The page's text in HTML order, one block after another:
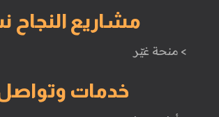
مشاريع النجاح
> منحة غيّر
خدمات